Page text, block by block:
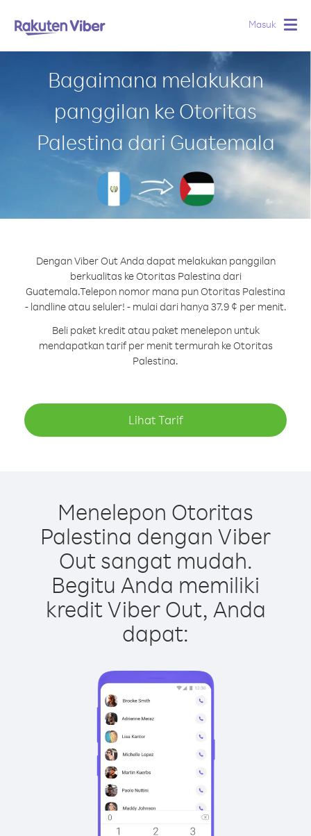
Masuk
Bagaimana melakukan
panggilan ke Otoritas
Palestina dari Guatemala
Dengan Viber Out Anda dapat melakukan panggilan
berkualitas ke Otoritas Palestina dari
Guatemala.Telepon nomor mana pun Otoritas Palestina
- landline atau seluler! - mulai dari hanya 37.9 ¢ per menit.
Beli paket kredit atau paket menelepon untuk
mendapatkan tarif per menit termurah ke Otoritas
Palestina.
Lihat Tarif
Menelepon Otoritas
Palestina dengan Viber
Out sangat mudah.
Begitu Anda memiliki
kredit Viber Out, Anda
dapat: